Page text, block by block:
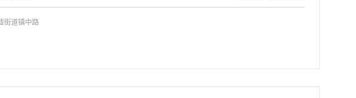
街道镇中路